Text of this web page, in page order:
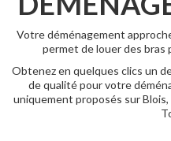
Votre déménagement
permet de louer des bras
Obtenez en quelques clics un
de qualité pour votre
uniquement proposés sur